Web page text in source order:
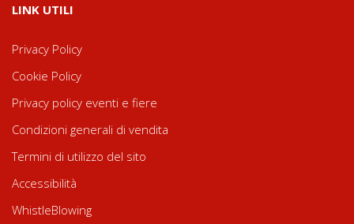
LINK UTILI
Privacy Policy
Cookie Policy
Privacy policy eventi e fiere
Condizioni generali di vendita
Termini di utilizzo del sito
Accessibilità
WhistleBlowing